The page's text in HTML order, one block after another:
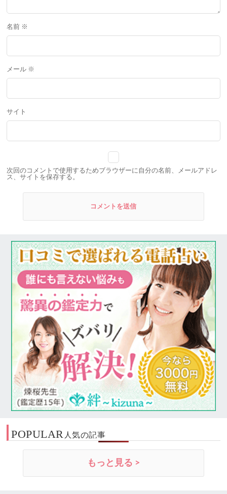
名前 ※
メール ※
サイト
次回のコメントで使用するためブラウザーに自分の名前、メールアドレ
ス、サイトを保存する。
POPULAR 人気の記事
もっと見る >